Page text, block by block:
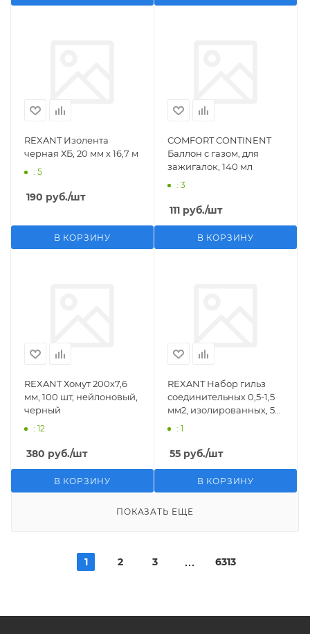
REXANT Изолента
черная ХБ, 20 мм х 16,7 м
: 5
190 руб./шт
В КОРЗИНУ
COMFORT CONTINENT
Баллон с газом, для
зажигалок, 140 мл
: 3
111 руб./шт
В КОРЗИНУ
REXANT Хомут 200х7,6
мм, 100 шт, нейлоновый,
черный
: 12
380 руб./шт
В КОРЗИНУ
REXANT Набор гильз
соединительных 0,5-1,5
мм2, изолированных, 5
: 1
55 руб./шт
В КОРЗИНУ
ПОКАЗАТЬ ЕЩЕ
1 2 3 6313